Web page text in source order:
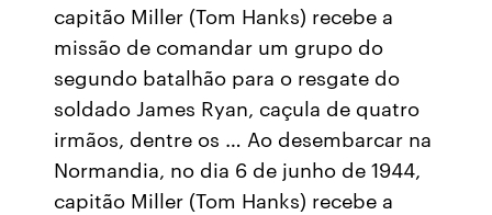
capitão Miller (Tom Hanks) recebe a
missão de comandar um grupo do
segundo batalhão para o resgate do
soldado James Ryan, caçula de quatro
irmãos, dentre os … Ao desembarcar na
Normandia, no dia 6 de junho de 1944,
capitão Miller (Tom Hanks) recebe a